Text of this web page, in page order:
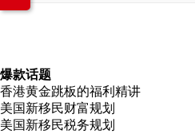
爆款话题
香港黄金跳板的福利精讲
美国新移民财富规划
美国新移民税务规划